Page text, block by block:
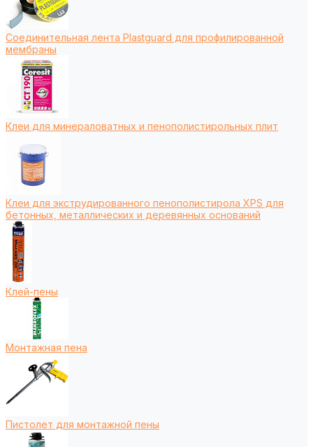
Соединительная лента Plastguard для профилированной
мембраны
Клеи для минераловатных и пенополистирольных плит
Клеи для экструдированного пенополистирола XPS для
бетонных, металлических и деревянных оснований
Клей-пены
Монтажная пена
Пистолет для монтажной пены